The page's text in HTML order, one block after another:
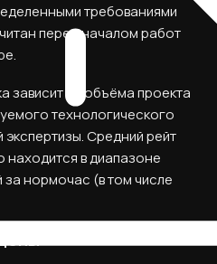
требованиями
перед началом работ
зависит от объёма проекта
технологического
Средний рейт
в диапазоне
за нормочас (в том числе